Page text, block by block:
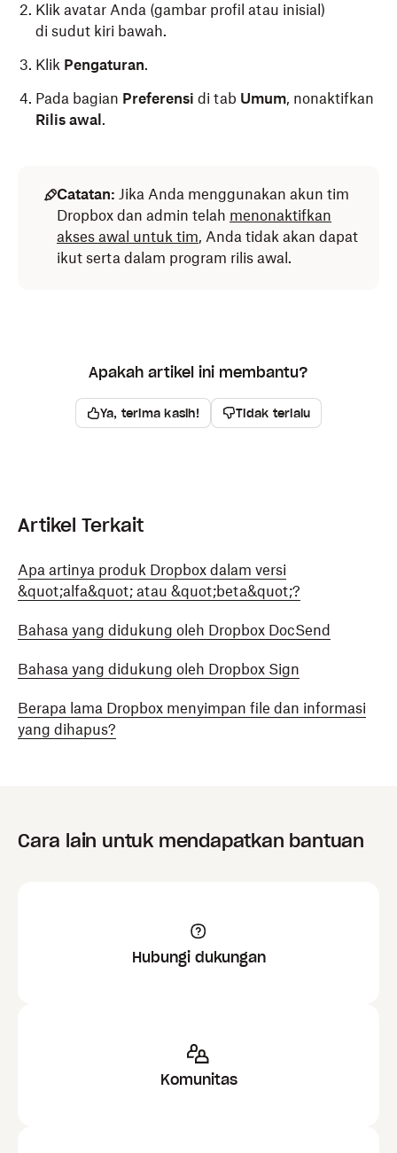
Klik avatar Anda (gambar profil atau inisial)
di sudut kiri bawah.
Klik Pengaturan.
Pada bagian Preferensi di tab Umum, nonaktifkan
Rilis awal .
Catatan: Jika Anda menggunakan akun tim
Dropbox dan admin telah menonaktifkan
akses awal untuk tim, Anda tidak akan dapat
ikut serta dalam program rilis awal.
Apakah artikel ini membantu?
Ya, terima kasih! Tidak terlalu
Artikel Terkait
Apa artinya produk Dropbox dalam versi
&quot;alfa&quot; atau &quot;beta&quot;?
Bahasa yang didukung oleh Dropbox DocSend
Bahasa yang didukung oleh Dropbox Sign
Berapa lama Dropbox menyimpan file dan informasi
yang dihapus?
Cara lain untuk mendapatkan bantuan
Hubungi dukungan
Komunitas